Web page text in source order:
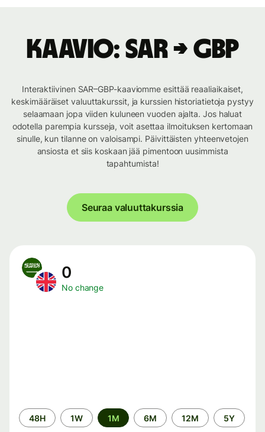
Kaavio: SAR → GBP
Interaktiivinen SAR–GBP-kaaviomme esittää reaaliaikaiset,
keskimääräiset valuuttakurssit, ja kurssien historiatietoja pystyy
selaamaan jopa viiden kuluneen vuoden ajalta. Jos haluat
odotella parempia kursseja, voit asettaa ilmoituksen kertomaan
sinulle, kun tilanne on valoisampi. Päivittäisten yhteenvetojen
ansiosta et siis koskaan jää pimentoon uusimmista
tapahtumista!
Seuraa valuuttakurssia
0
No change
Time
period
48H 1W 1M 6M 12M 5Y